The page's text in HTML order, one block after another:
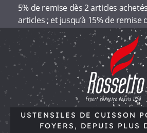
5% de remise dès 2 articles
articles ; et jusqu’à 15% de remise
Aller
à
la
Aller
au
contenu
R
o
s
s
USTENSILES DE CUISSON
FOYERS, DEPUIS PLUS
Panneau de gestion des cookies